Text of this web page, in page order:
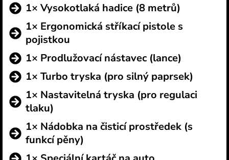
1× Vysokotlaká hadice (8 metrů)
1× Ergonomická stříkací pistole s
pojistkou
1× Prodlužovací nástavec (lance)
1× Turbo tryska (pro silný paprsek)
1× Nastavitelná tryska (pro regulaci
tlaku)
1× Nádobka na čisticí prostředek (s
funkcí pěny)